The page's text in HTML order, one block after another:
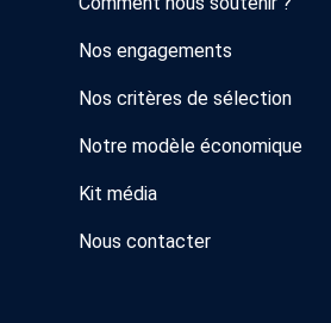
Nos engagements
Nos critères de sélection
Notre modèle économique
Kit média
Nous contacter